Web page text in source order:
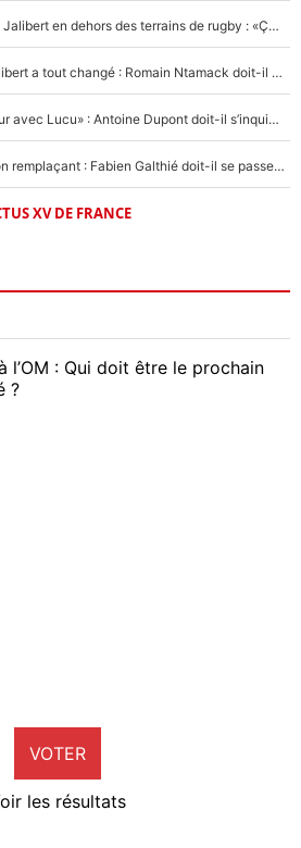
La raison d'être de Matthieu Jalibert en dehors des terrains de rugby : «Ça m'atteint autant que si tu touches à un membre de ma famille»
XV de France - Matthieu Jalibert a tout changé : Romain Ntamack doit-il s’inquiéter pour sa place à un an de la Coupe du monde ?
«Le XV de France est meilleur avec Lucu» : Antoine Dupont doit-il s’inquiéter pour sa place ?
Le XV de France a trouvé son remplaçant : Fabien Galthié doit-il se passer d'Antoine Dupont ?
XV DE FRANCE
l’OM : Qui doit être le prochain
?
VOTER
les résultats